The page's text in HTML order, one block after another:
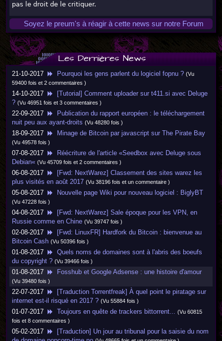
pas le droit de le critiquer.
Soyez le preum's à réagir à cette news sur notre Forum
Les Dernières News
21-10-2017 Pourquoi les gens parlent du logiciel fopnu ? (Vu
59400 fois et 2 commentaires )
14-10-2017
[Tutorial] Comment uploader sur t411.si avec Deluge
? (Vu 46951 fois et 3 commentaires )
22-09-2017
Publication du rapport européen : le téléchargement
nuit peu aux ayant-droits (Vu 48280 fois )
18-09-2017 Minage de Bitcoin par javascript sur The Pirate Bay
(Vu 49578 fois )
07-08-2017
Réécriture de l'article «Seedbox avec Deluge sous
Debian« (Vu 45709 fois et 2 commentaires )
06-08-2017
[Fwd: NextWarez] Classement des sites warez les
plus visités en août 2017 (Vu 38196 fois et un commentaire )
05-08-2017 Nouvelle page Wiki pour nouveau logiciel : BiglyBT
(Vu 47228 fois )
04-08-2017
[Fwd: NextWarez] Sale époque pour les VPN, en
Russie comme en Chine (Vu 39747 fois )
02-08-2017
[Fwd: LinuxFR] Hardfork du Bitcoin : bienvenue au
Bitcoin Cash (Vu 50396 fois )
01-08-2017
Quels noms de domaines sont à l'abris des boeufs
du copyright ? (Vu 39466 fois )
01-08-2017 Fosshub et Google Adsense : une histoire d'amour
(Vu 39480 fois )
22-07-2017
[Traduction Torrentfreak] À quel point le piratage sur
internet est-il risqué en 2017 ? (Vu 55884 fois )
01-07-2017 Toujours en quête de trackers bittorrent... (Vu 60815
fois et 8 commentaires )
05-02-2017
[Traduction] Un jour au tribunal pour la saisie du nom